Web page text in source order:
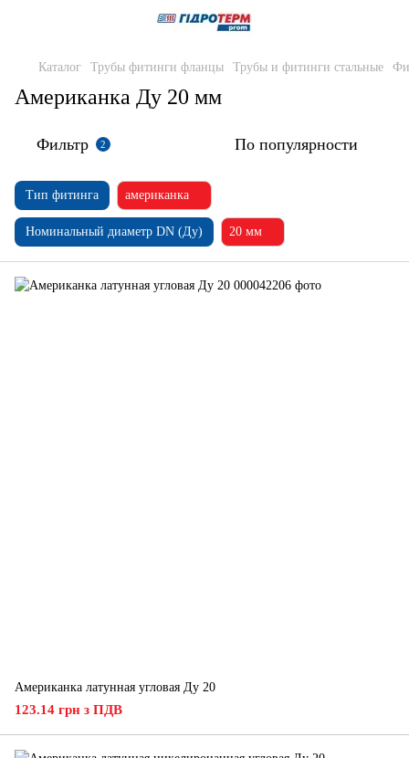
Каталог Трубы фитинги фланцы Трубы и фитинги стальные
Американка Ду 20 мм
Фильтр 2 По популярности
Тип фитинга американка
Номинальный диаметр DN (Ду) 20 мм
Американка латунная угловая Ду 20
123.14 грн з ПДВ